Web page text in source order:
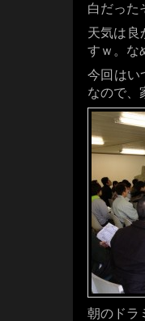
白だった
天気は良
すｗ。な
今回はい
なので、
朝のドラ